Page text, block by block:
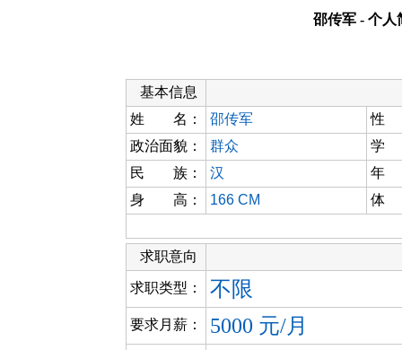
邵传军 - 个人
基本信息
姓 名：
邵传军
性
政治面貌：
群众
学
民 族：
汉
年
身 高：
166 CM 体
求职意向
求职类型： 不限
要求月薪： 5000 元/月